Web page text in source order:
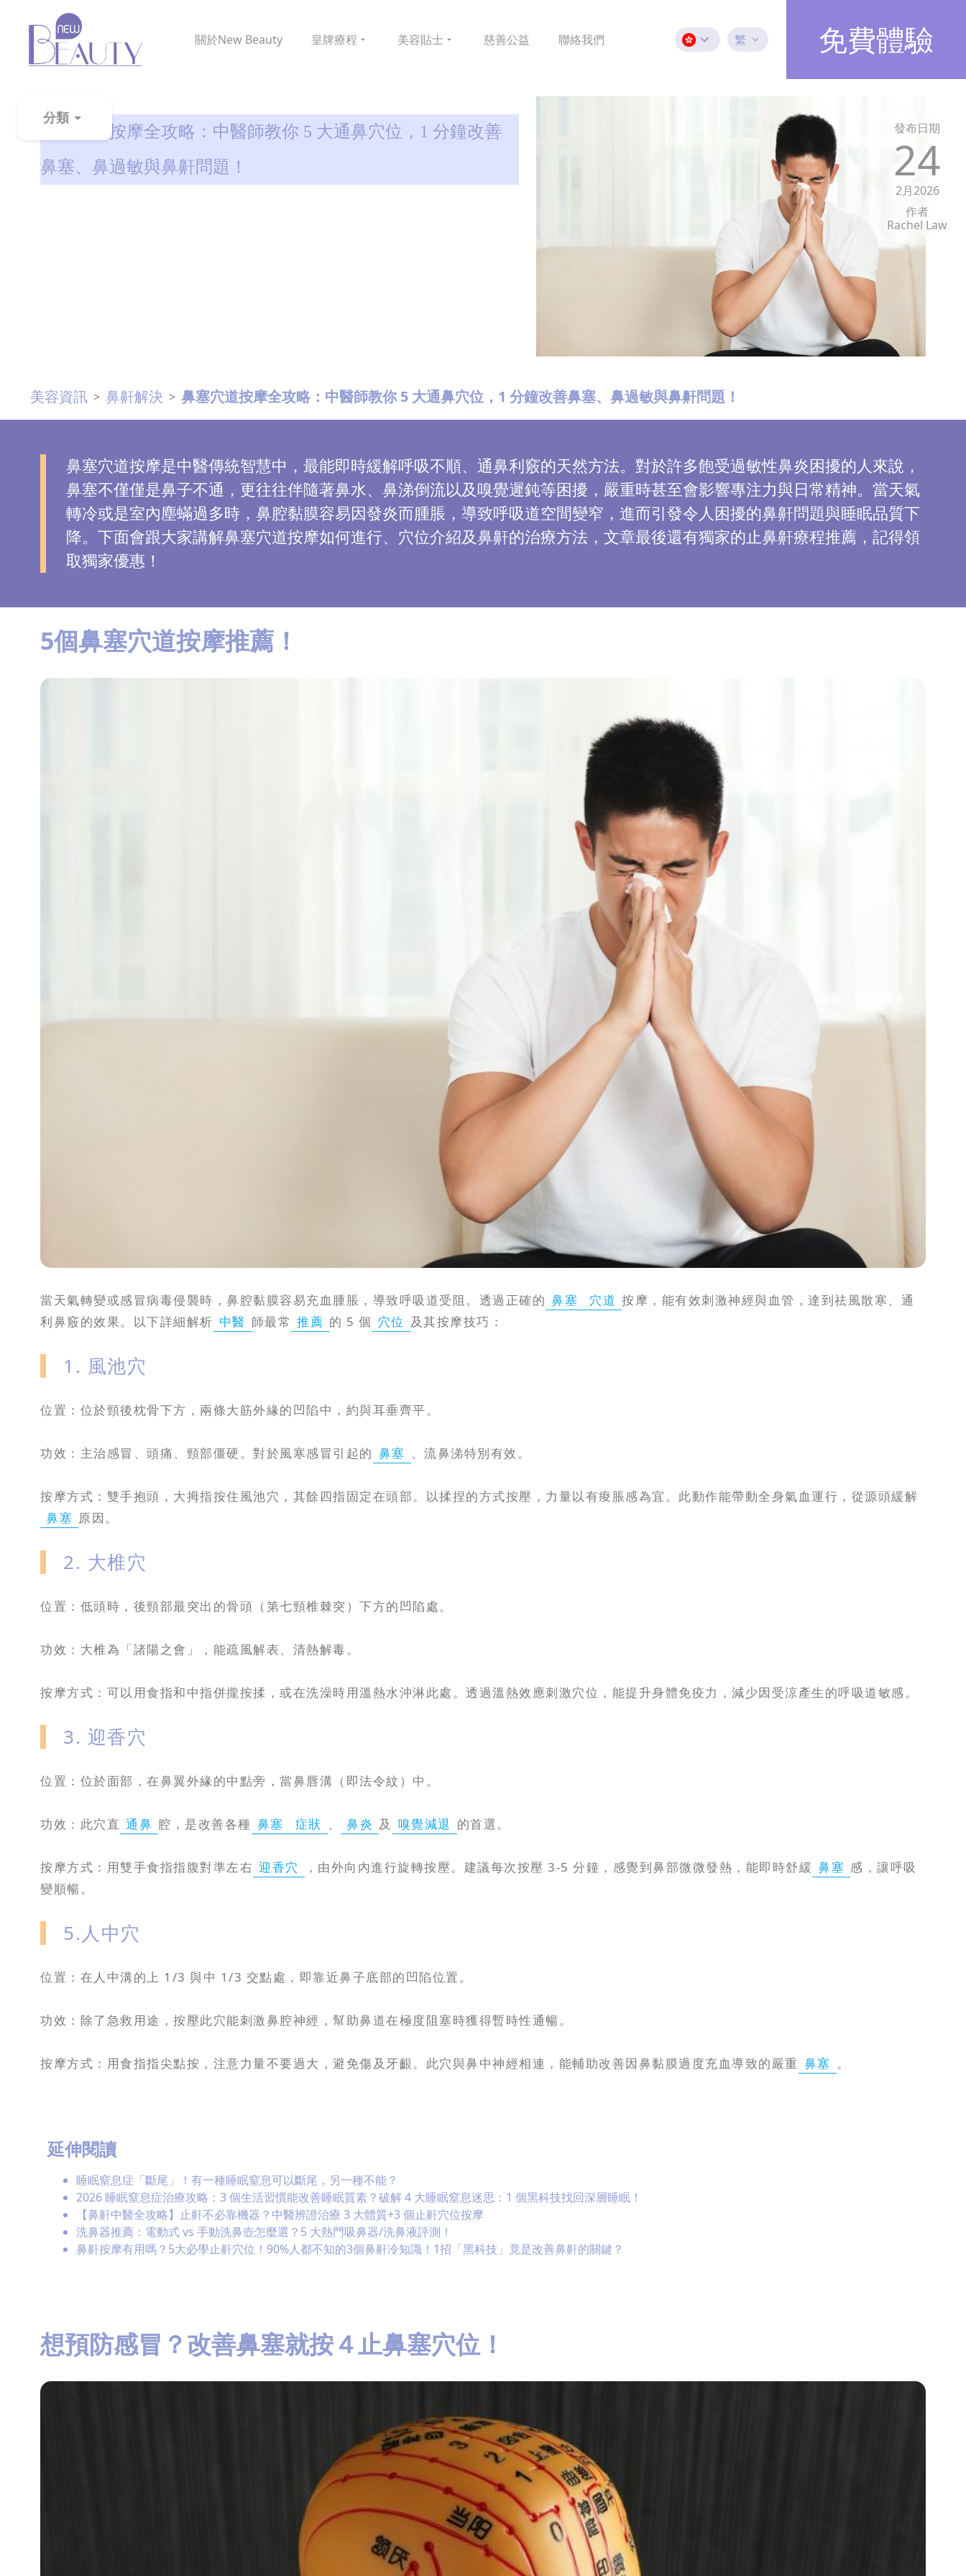
關於New Beauty 皇牌療程 美容貼士 慈善公益 聯絡我們 繁 免費體驗
分類
粉
刺
眼
袋
去
知
鼻塞穴道按摩全攻略：中醫師教你 5 大通鼻穴位，1 分鐘改善
鼻塞、鼻過敏與鼻鼾問題！
美容資訊 > 鼻鼾解決 > 鼻塞穴道按摩全攻略：中醫師教你 5 大通鼻穴位，1 分鐘改善鼻塞、鼻過敏與鼻鼾問題！
發布日期
24
2月2026
作者
Rachel Law
鼻塞穴道按摩是中醫傳統智慧中，最能即時緩解呼吸不順、通鼻利竅的天然方法。對於許多飽受過敏性鼻炎困擾的人來說，
鼻塞不僅僅是鼻子不通，更往往伴隨著鼻水、鼻涕倒流以及嗅覺遲鈍等困擾，嚴重時甚至會影響專注力與日常精神。當天氣
轉冷或是室內塵蟎過多時，鼻腔黏膜容易因發炎而腫脹，導致呼吸道空間變窄，進而引發令人困擾的鼻鼾問題與睡眠品質下
降。下面會跟大家講解鼻塞穴道按摩如何進行、穴位介紹及鼻鼾的治療方法，文章最後還有獨家的止鼻鼾療程推薦，記得領
取獨家優惠！
5個鼻塞穴道按摩推薦！
當天氣轉變或感冒病毒侵襲時，鼻腔黏膜容易充血腫脹，導致呼吸道受阻。透過正確的 鼻塞 穴道 按摩，能有效刺激神經與血管，達到祛風散寒、通
利鼻竅的效果。以下詳細解析 中醫 師最常 推薦 的 5 個 穴位 及其按摩技巧：
1. 風池穴
位置：位於頸後枕骨下方，兩條大筋外緣的凹陷中，約與耳垂齊平。
功效：主治感冒、頭痛、頸部僵硬。對於風寒感冒引起的 鼻塞 、流鼻涕特別有效。
按摩方式：雙手抱頭，大拇指按住風池穴，其餘四指固定在頭部。以揉捏的方式按壓，力量以有痠脹感為宜。此動作能帶動全身氣血運行，從源頭緩解
鼻塞 原因。
2. 大椎穴
位置：低頭時，後頸部最突出的骨頭（第七頸椎棘突）下方的凹陷處。
功效：大椎為「諸陽之會」，能疏風解表、清熱解毒。
按摩方式：可以用食指和中指併攏按揉，或在洗澡時用溫熱水沖淋此處。透過溫熱效應刺激穴位，能提升身體免疫力，減少因受涼產生的呼吸道敏感。
3. 迎香穴
位置：位於面部，在鼻翼外緣的中點旁，當鼻唇溝（即法令紋）中。
功效：此穴直 通鼻 腔，是改善各種 鼻塞 症狀 、 鼻炎 及 嗅覺減退 的首選。
按摩方式：用雙手食指指腹對準左右 迎香穴 ，由外向內進行旋轉按壓。建議每次按壓 3-5 分鐘，感覺到鼻部微微發熱，能即時舒緩 鼻塞 感，讓呼吸
變順暢。
5.人中穴
位置：在人中溝的上 1/3 與中 1/3 交點處，即靠近鼻子底部的凹陷位置。
功效：除了急救用途，按壓此穴能刺激鼻腔神經，幫助鼻道在極度阻塞時獲得暫時性通暢。
按摩方式：用食指指尖點按，注意力量不要過大，避免傷及牙齦。此穴與鼻中神經相連，能輔助改善因鼻黏膜過度充血導致的嚴重 鼻塞 。
延伸閱讀
睡眠窒息症「斷尾」！有一種睡眠窒息可以斷尾，另一種不能？
2026 睡眠窒息症治療攻略：3 個生活習慣能改善睡眠質素？破解 4 大睡眠窒息迷思：1 個黑科技找回深層睡眠！
【鼻鼾中醫全攻略】止鼾不必靠機器？中醫辨證治療 3 大體質+3 個止鼾穴位按摩
洗鼻器推薦：電動式 vs 手動洗鼻壺怎麼選？5 大熱門吸鼻器/洗鼻液評測！
鼻鼾按摩有用嗎？5大必學止鼾穴位！90%人都不知的3個鼻鼾冷知識！1招「黑科技」竟是改善鼻鼾的關鍵？
想預防感冒？改善鼻塞就按４止鼻塞穴位！